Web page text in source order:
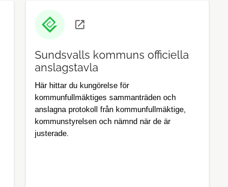
Sundsvalls kommuns officiella
anslagstavla
Här hittar du kungörelse för
kommunfullmäktiges sammanträden och
anslagna protokoll från kommunfullmäktige,
kommunstyrelsen och nämnd när de är
justerade.